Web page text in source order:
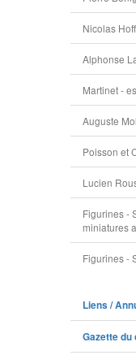
Nicolas
Alphonse
Martinet -
Auguste
Poisson et
Lucien
Figurines -
miniatures
Figurines -
Liens /
Gazette